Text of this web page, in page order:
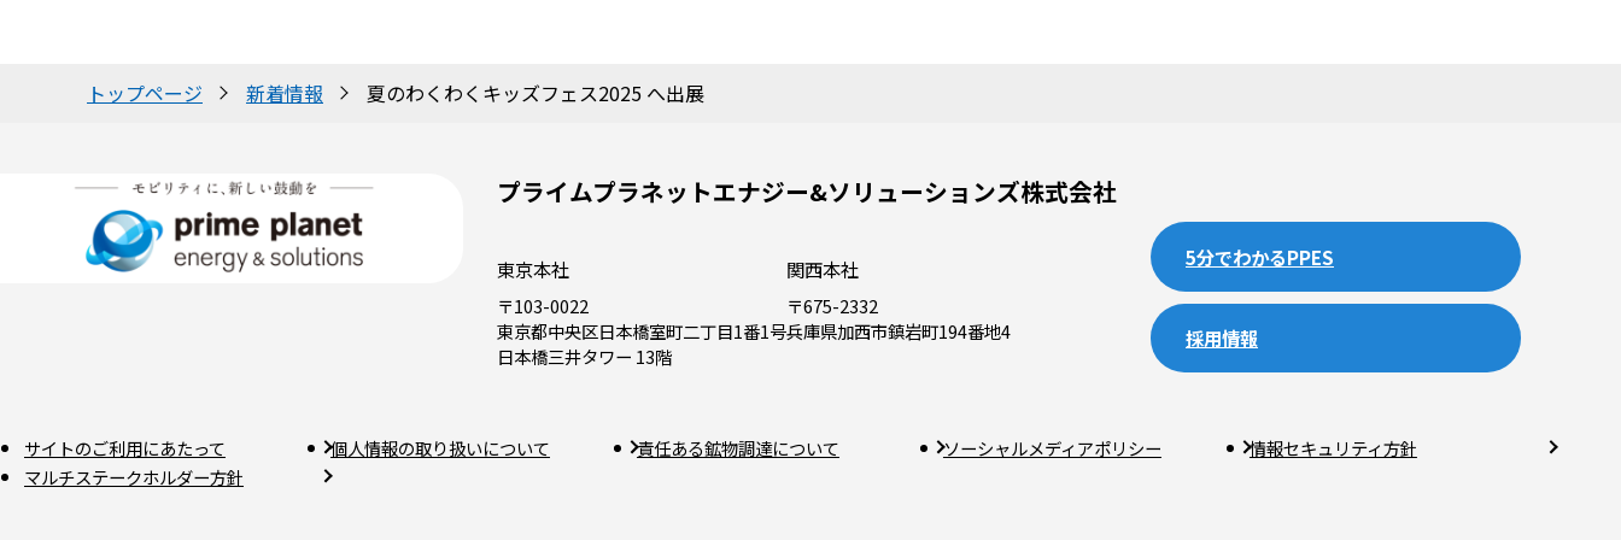
トップページ 新着情報 夏のわくわくキッズフェス2025 へ出展
プライムプラネットエナジー&ソリューションズ株式会社
東京本社
〒103-0022
東京都中央区日本橋室町二丁目1番1号
日本橋三井タワー 13階
関西本社
〒675-2332
兵庫県加西市鎮岩町194番地4
5分でわかるPPES
採用情報
サイトのご利用にあたって 個人情報の取り扱いについて 責任ある鉱物調達について ソーシャルメディアポリシー
情報セキュリティ方針
マルチステークホルダー方針